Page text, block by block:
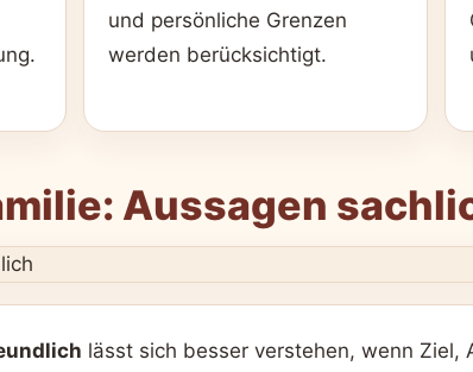
und persönliche Grenzen
werden berücksichtigt.
Aussagen
lässt sich besser verstehen, wenn Ziel,